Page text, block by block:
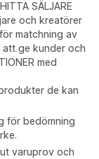
SÄLJARE
och kreatörer
för matchning av
att ge kunder och
med
de kan
för bedömning
varuprov och